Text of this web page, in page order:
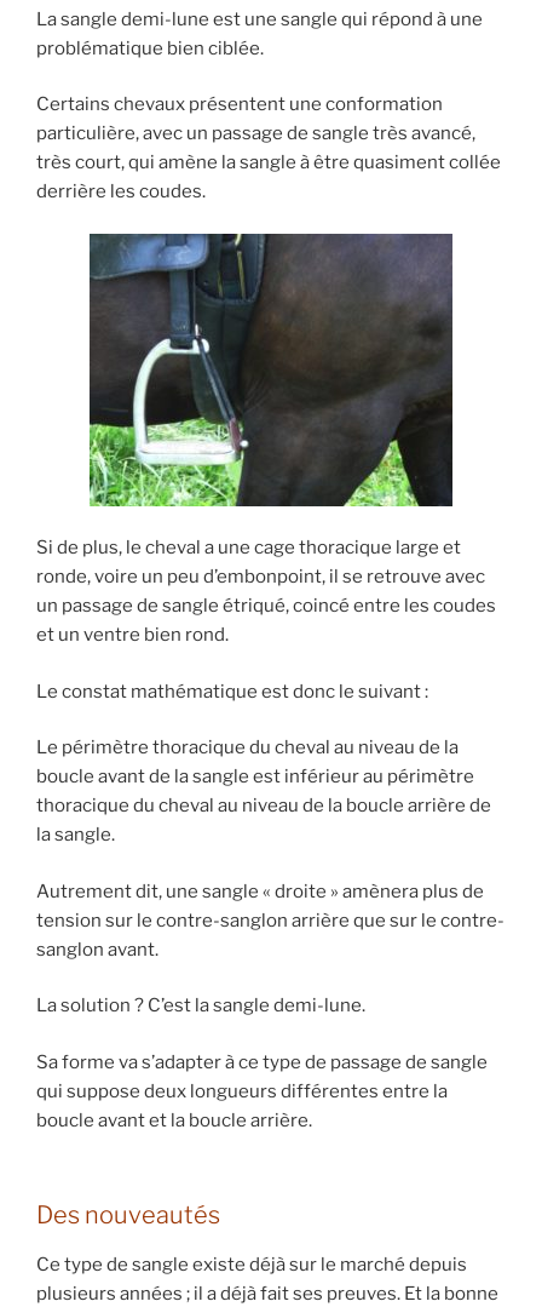
La sangle demi-lune est une sangle qui répond à une
problématique bien ciblée.
Certains chevaux présentent une conformation
particulière, avec un passage de sangle très avancé,
très court, qui amène la sangle à être quasiment collée
derrière les coudes.
Si de plus, le cheval a une cage thoracique large et
ronde, voire un peu d’embonpoint, il se retrouve avec
un passage de sangle étriqué, coincé entre les coudes
et un ventre bien rond.
Le constat mathématique est donc le suivant :
Le périmètre thoracique du cheval au niveau de la
boucle avant de la sangle est inférieur au périmètre
thoracique du cheval au niveau de la boucle arrière de
la sangle.
Autrement dit, une sangle « droite » amènera plus de
tension sur le contre-sanglon arrière que sur le contre-
sanglon avant.
La solution ? C’est la sangle demi-lune.
Sa forme va s’adapter à ce type de passage de sangle
qui suppose deux longueurs différentes entre la
boucle avant et la boucle arrière.
Des nouveautés
Ce type de sangle existe déjà sur le marché depuis
plusieurs années ; il a déjà fait ses preuves. Et la bonne